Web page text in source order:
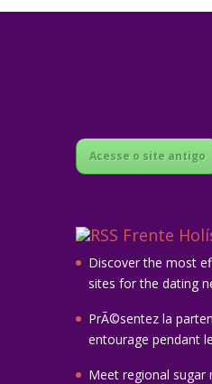
Acesse o site antigo
Frente
Discover the most
sites for the dating
PrÃ©sentez la
entourage pendant
Meet regional sugar